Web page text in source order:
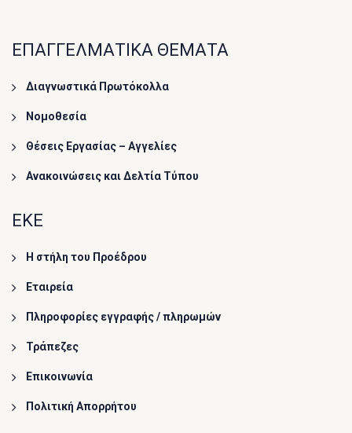
ΕΠΑΓΓΕΛΜΑΤΙΚΑ ΘΕΜΑΤΑ
Διαγνωστικά Πρωτόκολλα
Νομοθεσία
Θέσεις Εργασίας – Αγγελίες
Ανακοινώσεις και Δελτία Τύπου
ΕΚΕ
Η στήλη του Προέδρου
Εταιρεία
Πληροφορίες εγγραφής / πληρωμών
Τράπεζες
Επικοινωνία
Πολιτική Απορρήτου